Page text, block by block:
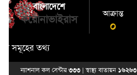
বাংলাদেশে
করোনাভাইরাস আক্রান্ত
০
তথ্য
ন্যাশনাল কল সেন্টার৩৩৩ | স্বাস্থ্য বাতায়ন ১৬২৬৩